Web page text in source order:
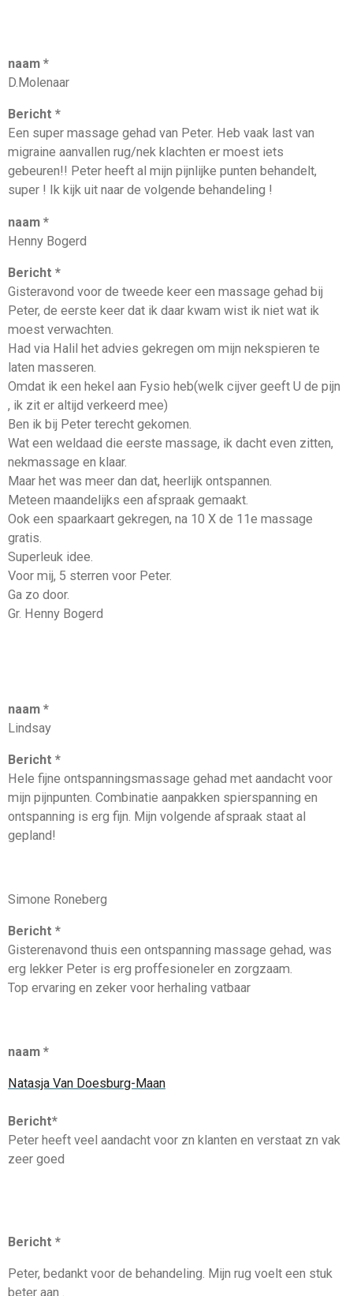
naam *
D.Molenaar
Bericht *
Een super massage gehad van Peter. Heb vaak last van
migraine aanvallen rug/nek klachten er moest iets
gebeuren!! Peter heeft al mijn pijnlijke punten behandelt,
super ! Ik kijk uit naar de volgende behandeling !
naam *
Henny Bogerd
Bericht *
Gisteravond voor de tweede keer een massage gehad bij
Peter, de eerste keer dat ik daar kwam wist ik niet wat ik
moest verwachten.
Had via Halil het advies gekregen om mijn nekspieren te
laten masseren.
Omdat ik een hekel aan Fysio heb(welk cijver geeft U de pijn
, ik zit er altijd verkeerd mee)
Ben ik bij Peter terecht gekomen.
Wat een weldaad die eerste massage, ik dacht even zitten,
nekmassage en klaar.
Maar het was meer dan dat, heerlijk ontspannen.
Meteen maandelijks een afspraak gemaakt.
Ook een spaarkaart gekregen, na 10 X de 11e massage
gratis.
Superleuk idee.
Voor mij, 5 sterren voor Peter.
Ga zo door.
Gr. Henny Bogerd
naam *
Lindsay
Bericht *
Hele fijne ontspanningsmassage gehad met aandacht voor
mijn pijnpunten. Combinatie aanpakken spierspanning en
ontspanning is erg fijn. Mijn volgende afspraak staat al
gepland!
Simone Roneberg
Bericht *
Gisterenavond thuis een ontspanning massage gehad, was
erg lekker Peter is erg proffesioneler en zorgzaam.
Top ervaring en zeker voor herhaling vatbaar
naam *
Natasja Van Doesburg-Maan
Bericht*
Peter heeft veel aandacht voor zn klanten en verstaat zn vak
zeer goed
Bericht *
Peter, bedankt voor de behandeling. Mijn rug voelt een stuk
beter aan .